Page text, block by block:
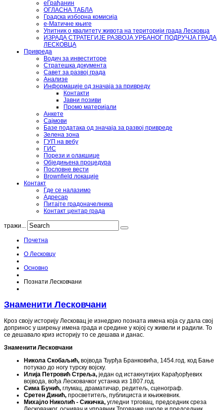
еГрађанин
ОГЛАСНА ТАБЛА
Градска изборна комисија
е-Матичне књиге
Упитник о квалитету живота на територији града Лесковца
ИЗРАДА СТРАТЕГИЈЕ РАЗВОЈА УРБАНОГ ПОДРУЧЈА ГРАДА
ЛЕСКОВЦА
Привреда
Водич за инвеститоре
Стратешка документа
Савет за развој града
Анализе
Информације од значаја за привреду
Контакти
Јавни позиви
Промо материјали
Анкете
Сајмови
Базе података од значаја за развој привреде
Зелена зона
ГУП на вебу
ГИС
Порези и олакшице
Обједињена процедура
Пословне вести
Brownfield локације
Контакт
Где се налазимо
Адресар
Питајте градоначелника
Контакт центар града
тражи...
Почетна
О Лесковцу
Основно
Познати Лесковчани
Знаменити Лесковчани
Кроз своју историју Лесковац је изнедрио позната имена која су дала свој
допринос у ширењу имена града и средине у којој су живели и радили. То
се дешавало криз историју то се дешава и данас.
Знаменити Лесковчани
Никола Скобаљић, војвода Ђурђа Бранковића, 1454.год. код Бање
потукао до ногу турску војску.
Илија Петровић Стреља, један од истакнутијих Карађорђевих
војвода, вођа Лесковачког устанка из 1807.год.
Сима Бунић, глумац, драматичар, редитељ, сценограф.
Сретен Динић, просветитељ, публициста и књижевник.
Михајло Николић - Сикичка, угледни трговац, председник среза